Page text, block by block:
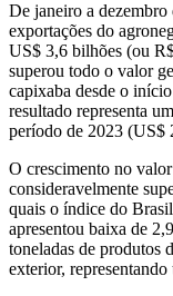
De janeiro a dezembro
exportações do
US$ 3,6 bilhões (ou
superou todo o valor
capixaba desde o
resultado representa
período de 2023 (US$
O crescimento no
consideravelmente
quais o índice do
apresentou baixa de
toneladas de produtos
exterior,